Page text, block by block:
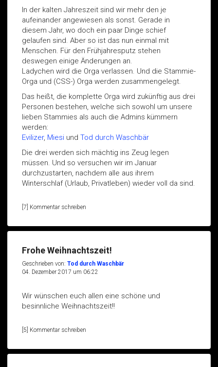
In der kalten Jahreszeit sind wir mehr den je
aufeinander angewiesen als sonst. Gerade in
diesem Jahr, wo doch ein paar Dinge schief
gelaufen sind. Aber so ist das nun einmal mit
Menschen. Für den Frühjahresputz stehen
deswegen einige Änderungen an.
Ladychen wird die Orga verlassen. Und die Stammie-
Orga und (CSS-) Orga werden zusammengelegt.
Das heißt, die komplette Orga wird zukünftig aus drei
Personen bestehen, welche sich sowohl um unsere
lieben Stammies als auch die Admins kümmern
werden:
Evilizer, Miesi und Tod durch Waschbär
Die drei werden sich mächtig ins Zeug legen
müssen. Und so versuchen wir im Januar
durchzustarten, nachdem alle aus ihrem
Winterschlaf (Urlaub, Privatleben) wieder voll da sind.
[7] Kommentar schreiben
Frohe Weihnachtszeit!
Geschrieben von: Tod durch Waschbär
04. Dezember 2017 um 06:22
Wir wünschen euch allen eine schöne und
besinnliche Weihnachtszeit!!
[5] Kommentar schreiben